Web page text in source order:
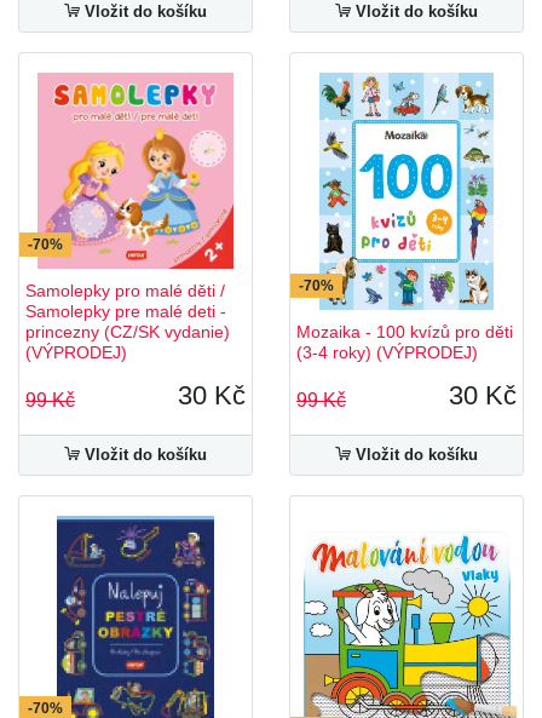
Vložit do košíku Vložit do košíku
-70%
Samolepky pro malé děti /
Samolepky pre malé deti -
princezny (CZ/SK vydanie)
(VÝPRODEJ)
99 Kč 30 Kč
Vložit do košíku
-70%
Mozaika - 100 kvízů pro děti
(3-4 roky) (VÝPRODEJ)
99 Kč 30 Kč
Vložit do košíku
-70%